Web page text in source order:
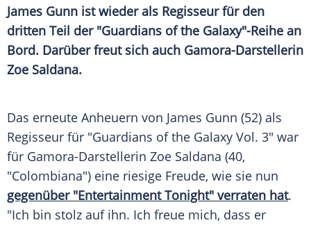
James Gunn ist wieder als Regisseur für den
dritten Teil der "Guardians of the Galaxy"-Reihe an
Bord. Darüber freut sich auch Gamora-Darstellerin
Zoe Saldana.
Das erneute Anheuern von James Gunn (52) als
Regisseur für "Guardians of the Galaxy Vol. 3" war
für Gamora-Darstellerin Zoe Saldana (40,
"Colombiana") eine riesige Freude, wie sie nun
gegenüber "Entertainment Tonight" verraten hat.
"Ich bin stolz auf ihn. Ich freue mich, dass er